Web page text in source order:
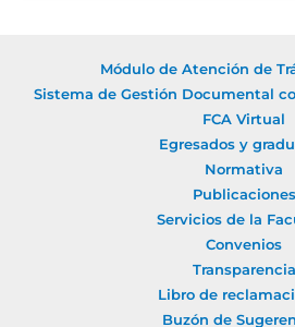
Módulo de Atención de
Sistema de Gestión Documental
FCA Virtual
Egresados y
Normativa
Publicaciones
Servicios de la
Convenios
Transparencia
Libro de
Buzón de